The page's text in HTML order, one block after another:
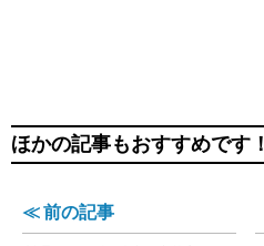
ほかの記事もおすすめです！
≪ 前の記事